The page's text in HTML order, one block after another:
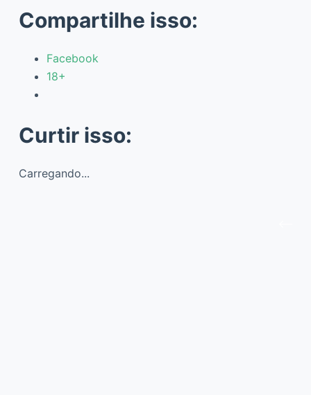
Compartilhe isso:
Facebook
18+
Curtir isso:
Carregando...